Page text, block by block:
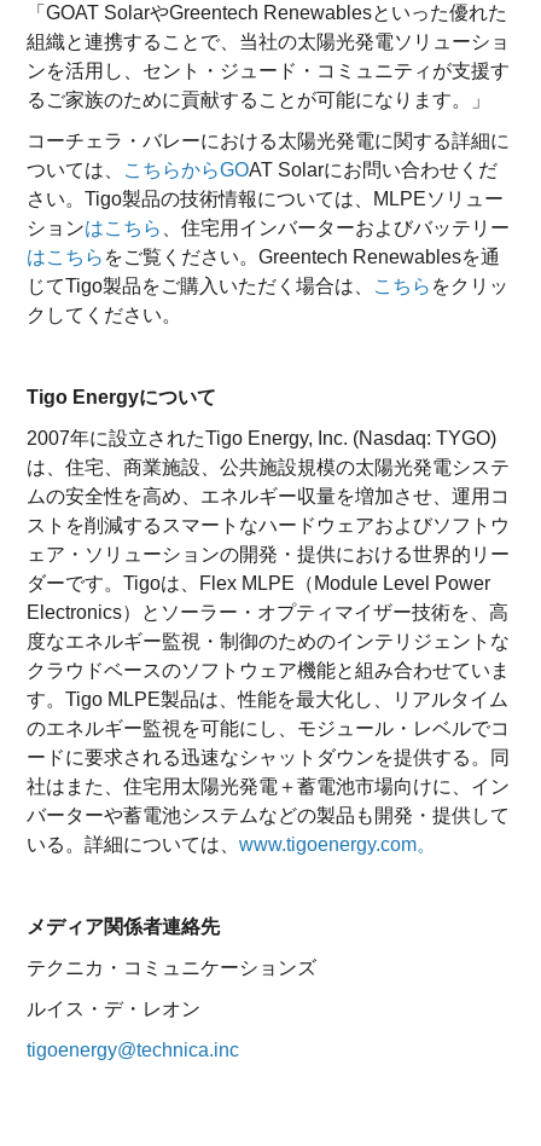
「GOAT SolarやGreentech Renewablesといった優れた
組織と連携することで、当社の太陽光発電ソリューショ
ンを活用し、セント・ジュード・コミュニティが支援す
るご家族のために貢献することが可能になります。」
コーチェラ・バレーにおける太陽光発電に関する詳細に
ついては、 こちらからGOAT Solarにお問い合わせくだ
さい。Tigo製品の技術情報については、MLPEソリュー
ションはこちら
、住宅用インバーターおよびバッテリー
はこちら をご覧ください。Greentech Renewablesを通
じてTigo製品をご購入いただく場合は、 こちら をクリッ
クしてください。
Tigo Energyについて
2007年に設立されたTigo Energy, Inc. (Nasdaq: TYGO)
は、住宅、商業施設、公共施設規模の太陽光発電システ
ムの安全性を高め、エネルギー収量を増加させ、運用コ
ストを削減するスマートなハードウェアおよびソフトウ
ェア・ソリューションの開発・提供における世界的リー
ダーです。Tigoは、Flex MLPE（Module Level Power
Electronics）とソーラー・オプティマイザー技術を、高
度なエネルギー監視・制御のためのインテリジェントな
クラウドベースのソフトウェア機能と組み合わせていま
す。Tigo MLPE製品は、性能を最大化し、リアルタイム
のエネルギー監視を可能にし、モジュール・レベルでコ
ードに要求される迅速なシャットダウンを提供する。同
社はまた、住宅用太陽光発電＋蓄電池市場向けに、イン
バーターや蓄電池システムなどの製品も開発・提供して
いる。詳細については、www.tigoenergy.com。
メディア関係者連絡先
テクニカ・コミュニケーションズ
ルイス・デ・レオン
tigoenergy@technica.inc